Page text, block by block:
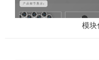
模块